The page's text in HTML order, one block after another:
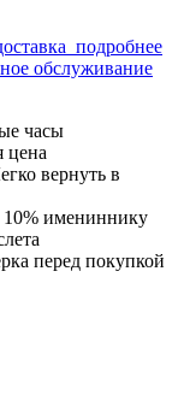
подробнее
обслуживание
часы
цена
вернуть в
имениннику
перед покупкой